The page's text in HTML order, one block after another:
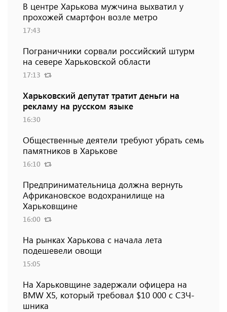
В центре Харькова мужчина выхватил у
прохожей смартфон возле метро
17:43
Пограничники сорвали российский штурм
на севере Харьковской области
17:13
Харьковский депутат тратит деньги на
рекламу на русском языке
16:30
Общественные деятели требуют убрать семь
памятников в Харькове
16:10
Предпринимательница должна вернуть
Африкановское водохранилище на
Харьковщине
16:00
На рынках Харькова с начала лета
подешевели овощи
15:05
На Харьковщине задержали офицера на
BMW Х5, который требовал $10 000 с СЗЧ-
шника